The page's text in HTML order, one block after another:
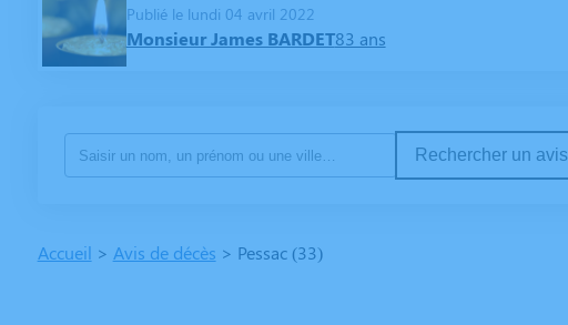
Publié le lundi 04 avril 2022
Monsieur James BARDET83 ans
Rechercher un avis
Accueil > Avis de décès > Pessac (33)